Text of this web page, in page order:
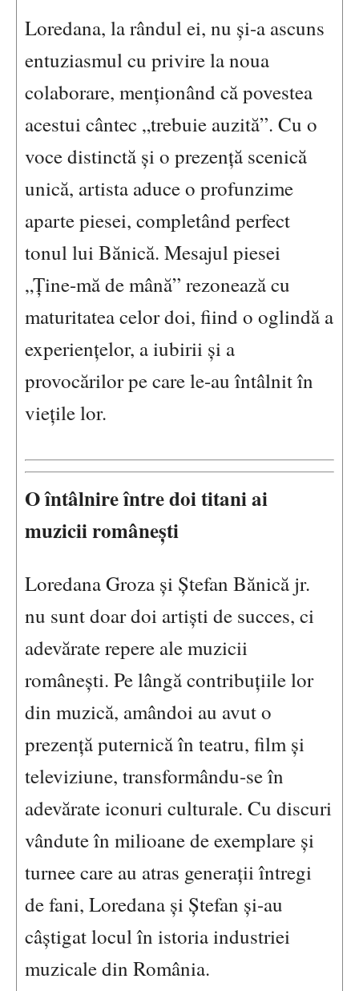
Loredana, la rândul ei, nu și-a ascuns
entuziasmul cu privire la noua
colaborare, menționând că povestea
acestui cântec „trebuie auzită”. Cu o
voce distinctă și o prezență scenică
unică, artista aduce o profunzime
aparte piesei, completând perfect
tonul lui Bănică. Mesajul piesei
„Ține-mă de mână” rezonează cu
maturitatea celor doi, fiind o oglindă a
experiențelor, a iubirii și a
provocărilor pe care le-au întâlnit în
viețile lor.
O întâlnire între doi titani ai
muzicii românești
Loredana Groza și Ștefan Bănică jr.
nu sunt doar doi artiști de succes, ci
adevărate repere ale muzicii
românești. Pe lângă contribuțiile lor
din muzică, amândoi au avut o
prezență puternică în teatru, film și
televiziune, transformându-se în
adevărate iconuri culturale. Cu discuri
vândute în milioane de exemplare și
turnee care au atras generații întregi
de fani, Loredana și Ștefan și-au
câștigat locul în istoria industriei
muzicale din România.